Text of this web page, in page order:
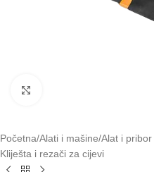
Početna/Alati i mašine/Alat i
Kliješta i rezači za cijevi